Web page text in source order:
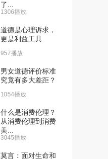
了...
1306播放
道德是心理诉求，
更是利益工具
957播放
男女道德评价标准
究竟有多大差距？
1054播放
什么是消费伦理？
从消费伦理到消费
美...
3045播放
莫言：面对生命和